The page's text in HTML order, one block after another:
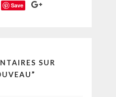
Save
SUR
”